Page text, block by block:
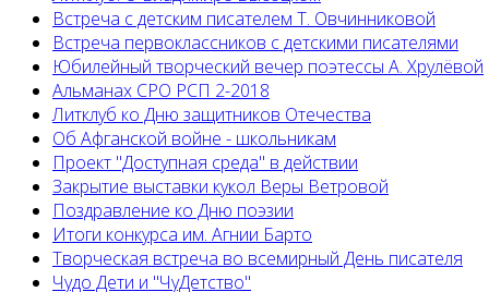
Встреча с детским писателем Т. Овчинниковой
Встреча первоклассников с детскими писателями
Юбилейный творческий вечер поэтессы А. Хрулёвой
Альманах СРО РСП 2-2018
Литклуб ко Дню защитников Отечества
Об Афганской войне - школьникам
Проект "Доступная среда" в действии
Закрытие выставки кукол Веры Ветровой
Поздравление ко Дню поэзии
Итоги конкурса им. Агнии Барто
Творческая встреча во всемирный День писателя
Чудо Дети и "ЧуДетство"